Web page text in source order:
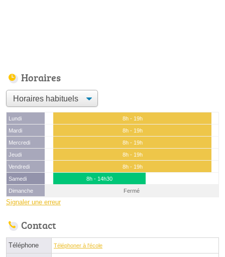
Horaires
Lundi
8h - 19h
Mardi
8h - 19h
Mercredi
8h - 19h
Jeudi
8h - 19h
Vendredi
8h - 19h
Samedi
8h - 14h30
Dimanche
Fermé
Signaler une erreur
Contact
Téléphone Téléphoner à l'école